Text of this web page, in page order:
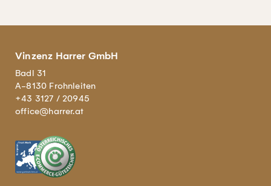
Vinzenz Harrer GmbH
Badl 31
A-8130 Frohnleiten
+43 3127 / 20945
office@harrer.at